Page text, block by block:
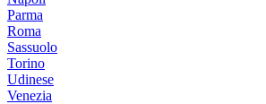
Parma
Roma
Sassuolo
Torino
Udinese
Venezia